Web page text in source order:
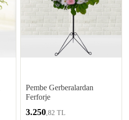
Pembe Gerberalardan
Ferforje
3.250 ,82 TL